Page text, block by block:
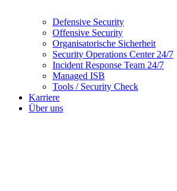
Defensive Security
Offensive Security
Organisatorische Sicherheit
Security Operations Center 24/7
Incident Response Team 24/7
Managed ISB
Tools / Security Check
Karriere
Über uns